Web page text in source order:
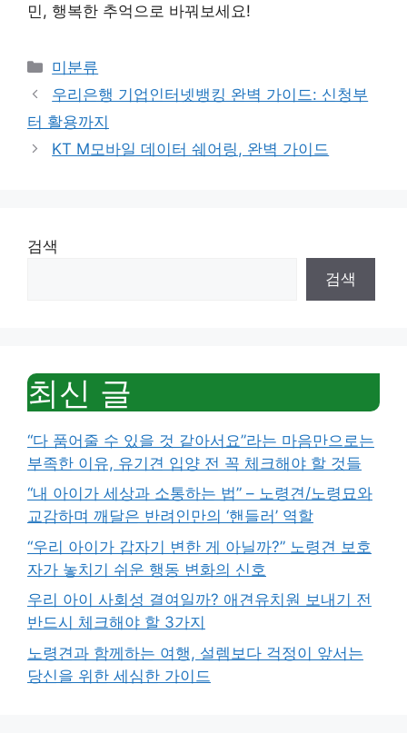
민, 행복한 추억으로 바꿔보세요!
Categories
미분류
우리은행 기업인터넷뱅킹 완벽 가이드: 신청부
터 활용까지
KT M모바일 데이터 쉐어링, 완벽 가이드
검색
검색
최신 글
“다 품어줄 수 있을 것 같아서요”라는 마음만으로는
부족한 이유, 유기견 입양 전 꼭 체크해야 할 것들
“내 아이가 세상과 소통하는 법” – 노령견/노령묘와
교감하며 깨달은 반려인만의 ‘핸들러’ 역할
“우리 아이가 갑자기 변한 게 아닐까?” 노령견 보호
자가 놓치기 쉬운 행동 변화의 신호
우리 아이 사회성 결여일까? 애견유치원 보내기 전
반드시 체크해야 할 3가지
노령견과 함께하는 여행, 설렘보다 걱정이 앞서는
당신을 위한 세심한 가이드